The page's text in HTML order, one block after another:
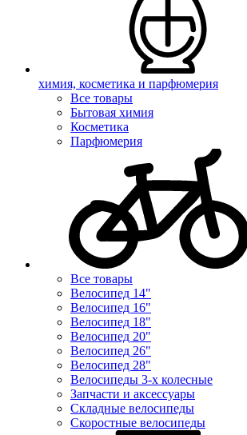
химия, косметика и парфюмерия
Все товары
Бытовая химия
Косметика
Парфюмерия
Все товары
Велосипед 14"
Велосипед 16"
Велосипед 18"
Велосипед 20"
Велосипед 26"
Велосипед 28"
Велосипеды 3-х колесные
Запчасти и аксессуары
Складные велосипеды
Скоростные велосипеды